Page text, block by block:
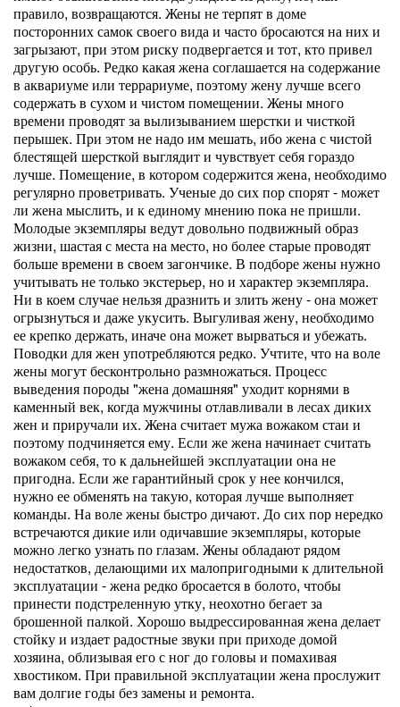
правило, возвращаются. Жены не терпят в доме
посторонних самок своего вида и часто бросаются на них и
загрызают, при этом риску подвергается и тот, кто привел
другую особь. Редко какая жена соглашается на содержание
в аквариуме или террариуме, поэтому жену лучше всего
содержать в сухом и чистом помещении. Жены много
времени проводят за вылизыванием шерстки и чисткой
перышек. При этом не надо им мешать, ибо жена с чистой
блестящей шерсткой выглядит и чувствует себя гораздо
лучше. Помещение, в котором содержится жена, необходимо
регулярно проветривать. Ученые до сих пор спорят - может
ли жена мыслить, и к единому мнению пока не пришли.
Молодые экземпляры ведут довольно подвижный образ
жизни, шастая с места на место, но более старые проводят
больше времени в своем загончике. В подборе жены нужно
учитывать не только экстерьер, но и характер экземпляра.
Ни в коем случае нельзя дразнить и злить жену - она может
огрызнуться и даже укусить. Выгуливая жену, необходимо
ее крепко держать, иначе она может вырваться и убежать.
Поводки для жен употребляются редко. Учтите, что на воле
жены могут бесконтрольно размножаться. Процесс
выведения породы "жена домашняя" уходит корнями в
каменный век, когда мужчины отлавливали в лесах диких
жен и приручали их. Жена считает мужа вожаком стаи и
поэтому подчиняется ему. Если же жена начинает считать
вожаком себя, то к дальнейшей эксплуатации она не
пригодна. Если же гарантийный срок у нее кончился,
нужно ее обменять на такую, которая лучше выполняет
команды. На воле жены быстро дичают. До сих пор нередко
встречаются дикие или одичавшие экземпляры, которые
можно легко узнать по глазам. Жены обладают рядом
недостатков, делающими их малопригодными к длительной
эксплуатации - жена редко бросается в болото, чтобы
принести подстреленную утку, неохотно бегает за
брошенной палкой. Хорошо выдрессированная жена делает
стойку и издает радостные звуки при приходе домой
хозяина, облизывая его с ног до головы и помахивая
хвостиком. При правильной эксплуатации жена прослужит
вам долгие годы без замены и ремонта.